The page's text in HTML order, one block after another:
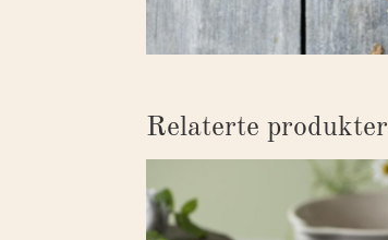
Relaterte produkter